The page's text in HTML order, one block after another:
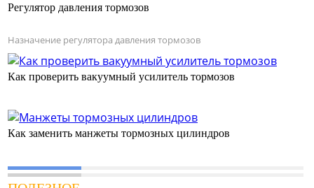
Регулятор давления тормозов
Назначение регулятора давления тормозов
Как проверить вакуумный усилитель тормозов
Как заменить манжеты тормозных цилиндров